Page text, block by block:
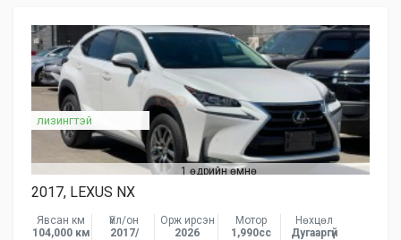
1 өдрийн өмнө
лизингтэй
2017, LEXUS NX
Явсан км
104,000 км
Үйл/он
2017/
Орж ирсэн
2026
Мотор
1,990сс
Нөхцөл
Дугааргүй